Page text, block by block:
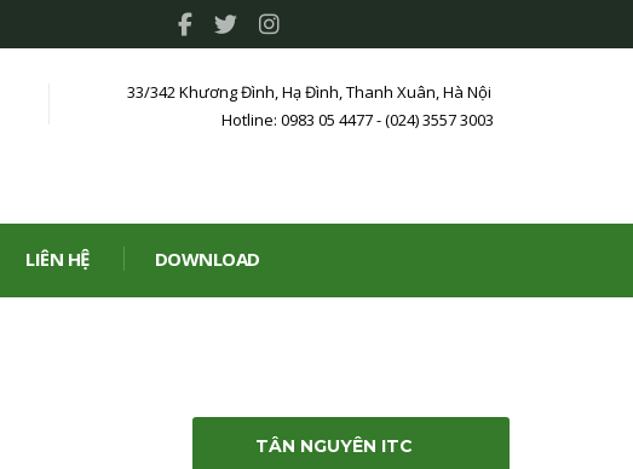
33/342 Khương Đình, Hạ Đình, Thanh Xuân, Hà Nội
Hotline: 0983 05 4477 - (024) 3557 3003
LIÊN HỆ DOWNLOAD
TÂN NGUYÊN ITC